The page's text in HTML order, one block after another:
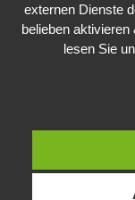
externen Dienste
belieben aktivieren
lesen Sie